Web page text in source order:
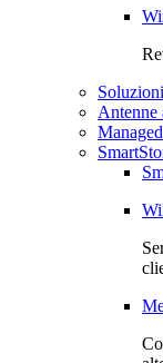
Antenne